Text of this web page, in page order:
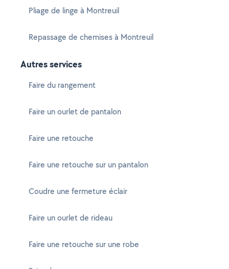
Pliage de linge à Montreuil
Repassage de chemises à Montreuil
Autres services
Faire du rangement
Faire un ourlet de pantalon
Faire une retouche
Faire une retouche sur un pantalon
Coudre une fermeture éclair
Faire un ourlet de rideau
Faire une retouche sur une robe